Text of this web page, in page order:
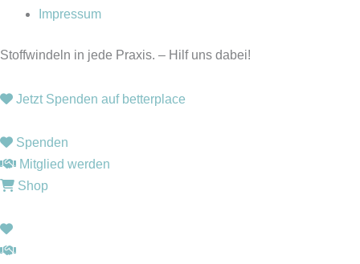
Impressum
Stoffwindeln in jede Praxis. – Hilf uns dabei!
Jetzt Spenden auf betterplace
Spenden
Mitglied werden
Shop